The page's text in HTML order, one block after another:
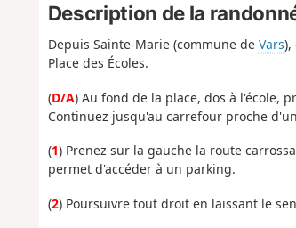
Description de la
Depuis Sainte-Marie (commune de Vars),
Place des Écoles.
(D/A) Au fond de la place, dos à l'école,
Continuez jusqu'au carrefour proche
(1) Prenez sur la gauche la route
permet d'accéder à un parking.
(2) Poursuivre tout droit en laissant le